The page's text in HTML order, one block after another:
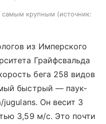
самым крупным
источник:
из Имперского
Грайфсвальда
бега 258 видов
быстрый — паук-
Он весит 3
3,59 м/с. Это почти